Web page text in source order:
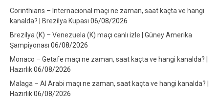
Corinthians – Internacional maçı ne zaman, saat kaçta ve hangi
kanalda? | Brezilya Kupası 06/08/2026
Brezilya (K) – Venezuela (K) maçı canlı izle | Güney Amerika
Şampiyonası 06/08/2026
Monaco – Getafe maçı ne zaman, saat kaçta ve hangi kanalda? |
Hazırlık06/08/2026
Malaga – Al Arabi maçı ne zaman, saat kaçta ve hangi kanalda? |
Hazırlık06/08/2026